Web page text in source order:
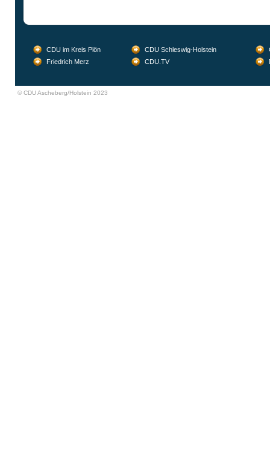
CDU im Kreis Plön CDU Schleswig-Holstein
Friedrich Merz
CDU.TV
© CDU Ascheberg/Holstein 2023